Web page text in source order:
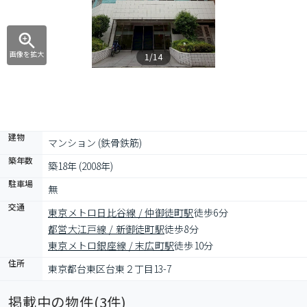
画像を拡大 1/14
建物 マンション (鉄骨鉄筋)
築年数 築18年 (2008年)
駐車場 無
交通 東京メトロ日比谷線 / 仲御徒町駅徒歩6分
都営大江戸線 / 新御徒町駅徒歩8分
東京メトロ銀座線 / 末広町駅徒歩10分
住所 東京都台東区台東２丁目13-7
掲載中の物件(3件)